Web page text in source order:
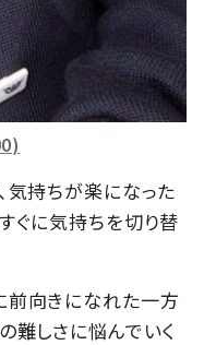
気持ちが楽になった
ぐに気持ちを切り替
前向きになれた一方
難しさに悩んでいく